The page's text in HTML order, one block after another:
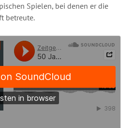
Spielen, bei denen er die
betreute.